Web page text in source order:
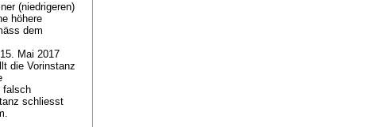
(niedrigeren)
höhere
dem
Mai 2017
die Vorinstanz
falsch
schliesst